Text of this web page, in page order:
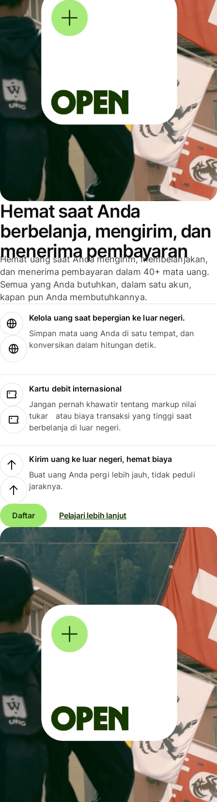
Hemat saat Anda
berbelanja, mengirim, dan
menerima pembayaran
Hemat uang saat Anda mengirim, membelanjakan,
dan menerima pembayaran dalam 40+ mata uang.
Semua yang Anda butuhkan, dalam satu akun,
kapan pun Anda membutuhkannya.
Kelola uang saat bepergian ke luar negeri.
Simpan mata uang Anda di satu tempat, dan
konversikan dalam hitungan detik.
Kartu debit internasional
Jangan pernah khawatir tentang markup nilai
tukar atau biaya transaksi yang tinggi saat
berbelanja di luar negeri.
Kirim uang ke luar negeri, hemat biaya
Buat uang Anda pergi lebih jauh, tidak peduli
jaraknya.
Daftar Pelajari lebih lanjut